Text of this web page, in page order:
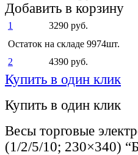
Добавить в корзину
1
3290 руб.
Остаток на складе 9974шт.
2
4390 руб.
Купить в один клик
Купить в один клик
Весы торговые
(1/2/5/10; 230×340)